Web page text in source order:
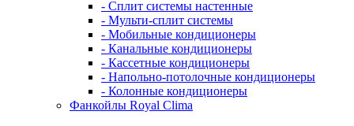
- Сплит системы настенные
- Мульти-сплит системы
- Мобильные кондиционеры
- Канальные кондиционеры
- Кассетные кондиционеры
- Напольно-потолочные кондиционеры
- Колонные кондиционеры
Фанкойлы Royal Clima